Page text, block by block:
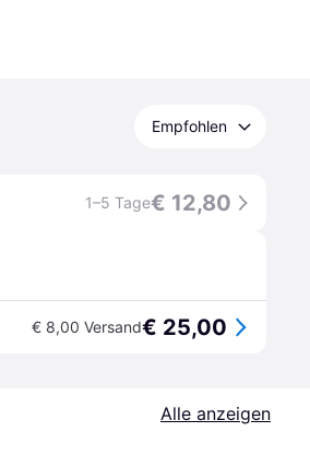
Empfohlen
1–5 Tage€ 12,80
€ 8,00 Versand€ 25,00
Alle anzeigen